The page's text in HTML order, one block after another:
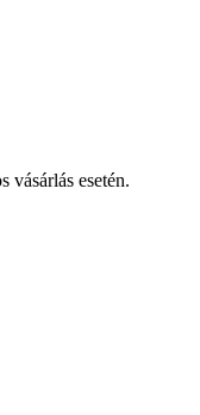
vásárlás esetén.